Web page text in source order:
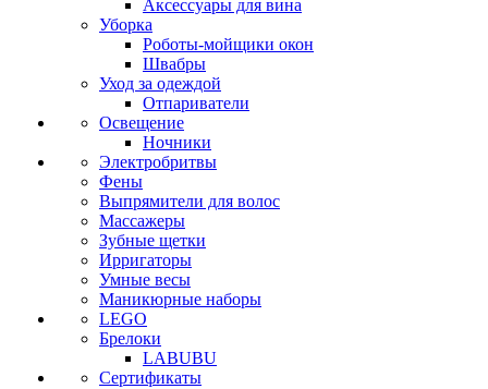
Аксессуары для вина
Уборка
Роботы-мойщики окон
Швабры
Уход за одеждой
Отпариватели
Освещение
Ночники
Электробритвы
Фены
Выпрямители для волос
Массажеры
Зубные щетки
Ирригаторы
Умные весы
Маникюрные наборы
LEGO
Брелоки
LABUBU
Сертификаты